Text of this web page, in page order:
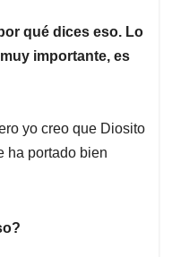
qué dices eso. Lo
importante, es
yo creo que Diosito
ha portado bien